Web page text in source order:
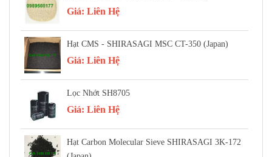
Giá: Liên Hệ
Hạt CMS - SHIRASAGI MSC CT-350 (Japan)
Giá: Liên Hệ
Lọc Nhớt SH8705
Giá: Liên Hệ
Hạt Carbon Molecular Sieve SHIRASAGI 3K-172